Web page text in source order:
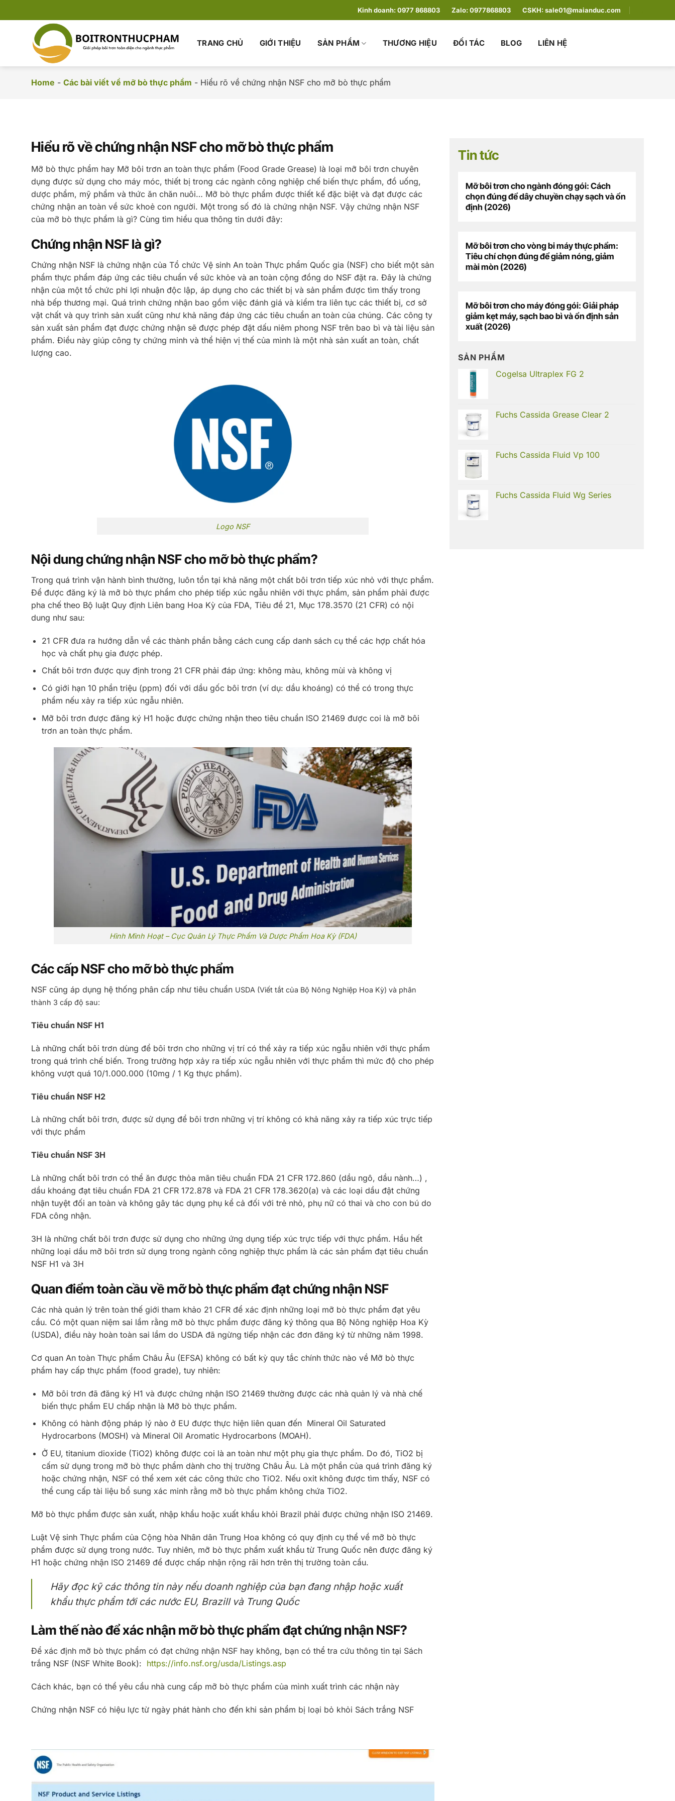
đến
Kinh doanh:0977 868803 Zalo:0977868803 CSKH:sale01@maianduc.com
TRANG CHỦ GIỚI THIỆU SẢN PHẨM THƯƠNG HIỆU ĐỐI TÁC BLOG LIÊN HỆ
Home - Các bài viết về mỡ bò thực phẩm - Hiểu rõ về chứng nhận NSF cho mỡ bò thực phẩm
Hiểu rõ về chứng nhận NSF cho mỡ bò thực phẩm
Mỡ bò thực phẩm hay Mỡ bôi trơn an toàn thực phẩm (Food Grade Grease) là loại mỡ bôi trơn chuyên
dụng được sử dụng cho máy móc, thiết bị trong các ngành công nghiệp chế biến thực phẩm, đồ uống,
dược phẩm, mỹ phẩm và thức ăn chăn nuôi… Mỡ bò thực phẩm được thiết kế đặc biệt và đạt được các
chứng nhận an toàn về sức khoẻ con người. Một trong số đó là chứng nhận NSF. Vậy chứng nhận NSF
của mỡ bò thực phẩm là gì? Cùng tìm hiểu qua thông tin dưới đây:
Chứng nhận NSF là gì?
Chứng nhận NSF là chứng nhận của Tổ chức Vệ sinh An toàn Thực phẩm Quốc gia (NSF) cho biết một sản
phẩm thực phẩm đáp ứng các tiêu chuẩn về sức khỏe và an toàn cộng đồng do NSF đặt ra. Đây là chứng
nhận của một tổ chức phi lợi nhuận độc lập, áp dụng cho các thiết bị và sản phẩm được tìm thấy trong
nhà bếp thương mại. Quá trình chứng nhận bao gồm việc đánh giá và kiểm tra liên tục các thiết bị, cơ sở
vật chất và quy trình sản xuất cũng như khả năng đáp ứng các tiêu chuẩn an toàn của chúng. Các công ty
sản xuất sản phẩm đạt được chứng nhận sẽ được phép đặt dấu niêm phong NSF trên bao bì và tài liệu sản
phẩm. Điều này giúp công ty chứng minh và thể hiện vị thế của mình là một nhà sản xuất an toàn, chất
lượng cao.
Logo NSF
Nội dung chứng nhận NSF cho mỡ bò thực phẩm?
Trong quá trình vận hành bình thường, luôn tồn tại khả năng một chất bôi trơn tiếp xúc nhỏ với thực phẩm.
Để được đăng ký là mỡ bò thực phẩm cho phép tiếp xúc ngẫu nhiên với thực phẩm, sản phẩm phải được
pha chế theo Bộ luật Quy định Liên bang Hoa Kỳ của FDA, Tiêu đề 21, Mục 178.3570 (21 CFR) có nội
dung như sau:
21 CFR đưa ra hướng dẫn về các thành phần bằng cách cung cấp danh sách cụ thể các hợp chất hóa
học và chất phụ gia được phép.
Chất bôi trơn được quy định trong 21 CFR phải đáp ứng: không màu, không mùi và không vị
Có giới hạn 10 phần triệu (ppm) đối với dầu gốc bôi trơn (ví dụ: dầu khoáng) có thể có trong thực
phẩm nếu xảy ra tiếp xúc ngẫu nhiên.
Mỡ bôi trơn được đăng ký H1 hoặc được chứng nhận theo tiêu chuẩn ISO 21469 được coi là mỡ bôi
trơn an toàn thực phẩm.
Hình Mình Hoạt – Cục Quản Lý Thực Phẩm Và Dược Phẩm Hoa Kỳ (FDA)
Các cấp NSF cho mỡ bò thực phẩm
NSF cũng áp dụng hệ thống phân cấp như tiêu chuẩn USDA (Viết tắt của Bộ Nông Nghiệp Hoa Kỳ) và phân
thành 3 cấp độ sau:
Tiêu chuẩn NSF H1
Là những chất bôi trơn dùng để bôi trơn cho những vị trí có thể xảy ra tiếp xúc ngẫu nhiên với thực phẩm
trong quá trình chế biến. Trong trường hợp xảy ra tiếp xúc ngẫu nhiên với thực phẩm thì mức độ cho phép
không vượt quá 10/1.000.000 (10mg / 1 Kg thực phẩm).
Tiêu chuẩn NSF H2
Là những chất bôi trơn, được sử dụng để bôi trơn những vị trí không có khả năng xảy ra tiếp xúc trực tiếp
với thực phẩm
Tiêu chuẩn NSF 3H
Là những chất bôi trơn có thể ăn được thỏa mãn tiêu chuẩn FDA 21 CFR 172.860 (dầu ngô, dầu nành…) ,
dầu khoáng đạt tiêu chuẩn FDA 21 CFR 172.878 và FDA 21 CFR 178.3620(a) và các loại dầu đật chứng
nhận tuyệt đối an toàn và không gây tác dụng phụ kể cả đối với trẻ nhỏ, phụ nữ có thai và cho con bú do
FDA công nhận.
3H là những chất bôi trơn được sử dụng cho những ứng dụng tiếp xúc trực tiếp với thực phẩm. Hầu hết
những loại dầu mỡ bôi trơn sử dụng trong ngành công nghiệp thực phẩm là các sản phẩm đạt tiêu chuẩn
NSF H1 và 3H
Quan điểm toàn cầu về mỡ bò thực phẩm đạt chứng nhận NSF
Các nhà quản lý trên toàn thế giới tham khảo 21 CFR để xác định những loại mỡ bò thực phẩm đạt yêu
cầu. Có một quan niệm sai lầm rằng mỡ bò thực phẩm được đăng ký thông qua Bộ Nông nghiệp Hoa Kỳ
(USDA), điều này hoàn toàn sai lầm do USDA đã ngừng tiếp nhận các đơn đăng ký từ những năm 1998.
Cơ quan An toàn Thực phẩm Châu Âu (EFSA) không có bất kỳ quy tắc chính thức nào về Mỡ bò thực
phẩm hay cấp thực phẩm (food grade), tuy nhiên:
Mỡ bôi trơn đã đăng ký H1 và được chứng nhận ISO 21469 thường được các nhà quản lý và nhà chế
biến thực phẩm EU chấp nhận là Mỡ bò thực phẩm.
Không có hành động pháp lý nào ở EU được thực hiện liên quan đến Mineral Oil Saturated
Hydrocarbons (MOSH) và Mineral Oil Aromatic Hydrocarbons (MOAH).
Ở EU, titanium dioxide (TiO2) không được coi là an toàn như một phụ gia thực phẩm. Do đó, TiO2 bị
cấm sử dụng trong mỡ bò thực phẩm dành cho thị trường Châu Âu. Là một phần của quá trình đăng ký
hoặc chứng nhận, NSF có thể xem xét các công thức cho TiO2. Nếu oxit không được tìm thấy, NSF có
thể cung cấp tài liệu bổ sung xác minh rằng mỡ bò thực phẩm không chứa TiO2.
Mỡ bò thực phẩm được sản xuất, nhập khẩu hoặc xuất khẩu khỏi Brazil phải được chứng nhận ISO 21469.
Luật Vệ sinh Thực phẩm của Cộng hòa Nhân dân Trung Hoa không có quy định cụ thể về mỡ bò thực
phẩm được sử dụng trong nước. Tuy nhiên, mỡ bò thực phẩm xuất khẩu từ Trung Quốc nên được đăng ký
H1 hoặc chứng nhận ISO 21469 để được chấp nhận rộng rãi hơn trên thị trường toàn cầu.
Hãy đọc kỹ các thông tin này nếu doanh nghiệp của bạn đang nhập hoặc xuất
khẩu thực phẩm tới các nước EU, Brazill và Trung Quốc
Làm thế nào để xác nhận mỡ bò thực phẩm đạt chứng nhận NSF?
Để xác định mỡ bò thực phẩm có đạt chứng nhận NSF hay không, bạn có thể tra cứu thông tin tại Sách
trắng NSF (NSF White Book): https://info.nsf.org/usda/Listings.asp
Cách khác, bạn có thể yêu cầu nhà cung cấp mỡ bò thực phẩm của mình xuất trình các nhận này
Chứng nhận NSF có hiệu lực từ ngày phát hành cho đến khi sản phẩm bị loại bỏ khỏi Sách trắng NSF
Tin tức
Mỡ bôi trơn cho ngành đóng gói: Cách
chọn đúng để dây chuyền chạy sạch và ổn
định (2026)
Mỡ bôi trơn cho vòng bi máy thực phẩm:
Tiêu chí chọn đúng để giảm nóng, giảm
mài mòn (2026)
Mỡ bôi trơn cho máy đóng gói: Giải pháp
giảm kẹt máy, sạch bao bì và ổn định sản
xuất (2026)
SẢN PHẨM
Cogelsa Ultraplex FG 2
Fuchs Cassida Grease Clear 2
Fuchs Cassida Fluid Vp 100
Fuchs Cassida Fluid Wg Series